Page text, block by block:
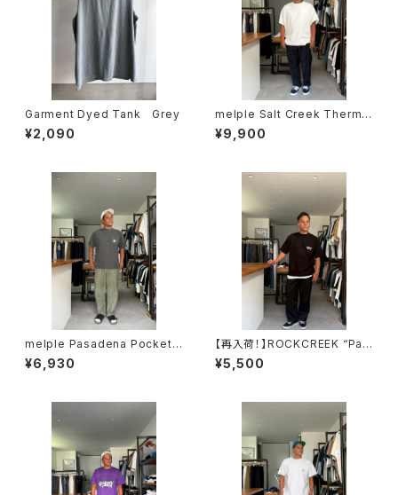
Garment Dyed Tank Grey
¥2,090
melple Salt Creek Thermal
Dolman Sleeve White メイ
プル
¥9,900
melple Pasadena Pocket
S/S（Venice） Black メイプル
¥6,930
【再入荷！】ROCKCREEK “Paci
fic State of Mind” USAコッ
トンTシャツ BLACK ロッククリ
¥5,500